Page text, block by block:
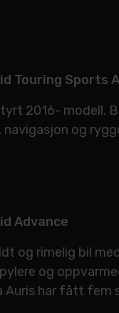
Touring Sports
2016- modell.
og
Advance
og rimelig bil
og
Auris har fått fem